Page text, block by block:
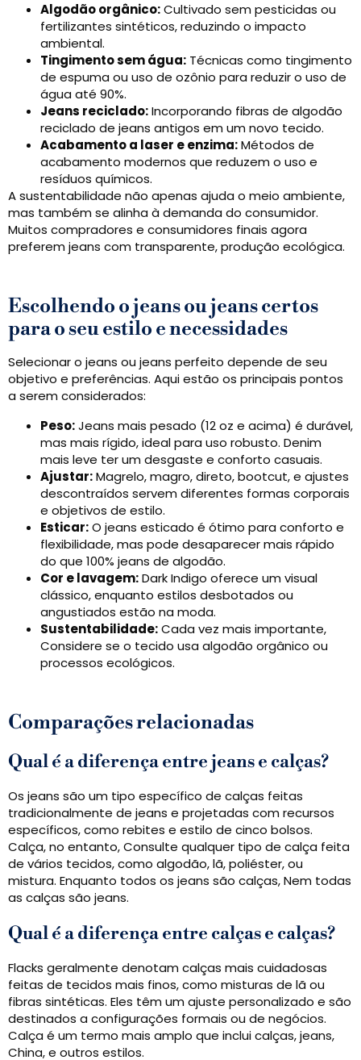
Algodão orgânico:Cultivado sem pesticidas ou
fertilizantes sintéticos, reduzindo o impacto
ambiental.
Tingimento sem água: Técnicas como tingimento
de espuma ou uso de ozônio para reduzir o uso de
água até 90%.
Jeans reciclado:Incorporando fibras de algodão
reciclado de jeans antigos em um novo tecido.
Acabamento a laser e enzima:Métodos de
acabamento modernos que reduzem o uso e
resíduos químicos.
A sustentabilidade não apenas ajuda o meio ambiente,
mas também se alinha à demanda do consumidor.
Muitos compradores e consumidores finais agora
preferem jeans com transparente, produção ecológica.
Escolhendo o jeans ou jeans certos
para o seu estilo e necessidades
Selecionar o jeans ou jeans perfeito depende de seu
objetivo e preferências. Aqui estão os principais pontos
a serem considerados:
Peso:Jeans mais pesado (12 oz e acima) é durável,
mas mais rígido, ideal para uso robusto. Denim
mais leve ter um desgaste e conforto casuais.
Ajustar:Magrelo, magro, direto, bootcut, e ajustes
descontraídos servem diferentes formas corporais
e objetivos de estilo.
Esticar:O jeans esticado é ótimo para conforto e
flexibilidade, mas pode desaparecer mais rápido
do que 100% jeans de algodão.
Cor e lavagem:Dark Indigo oferece um visual
clássico, enquanto estilos desbotados ou
angustiados estão na moda.
Sustentabilidade:Cada vez mais importante,
Considere se o tecido usa algodão orgânico ou
processos ecológicos.
Comparações relacionadas
Qual é a diferença entre jeans e calças?
Os jeans são um tipo específico de calças feitas
tradicionalmente de jeans e projetadas com recursos
específicos, como rebites e estilo de cinco bolsos.
Calça, no entanto, Consulte qualquer tipo de calça feita
de vários tecidos, como algodão, lã, poliéster, ou
mistura. Enquanto todos os jeans são calças, Nem todas
as calças são jeans.
Qual é a diferença entre calças e calças?
Flacks geralmente denotam calças mais cuidadosas
feitas de tecidos mais finos, como misturas de lã ou
fibras sintéticas. Eles têm um ajuste personalizado e são
destinados a configurações formais ou de negócios.
Calça é um termo mais amplo que inclui calças, jeans,
China, e outros estilos.